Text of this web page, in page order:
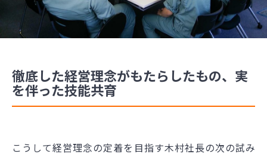
徹底した経営理念がもたらしたもの、実
を伴った技能共育
こうして経営理念の定着を目指す木村社長の次の試み